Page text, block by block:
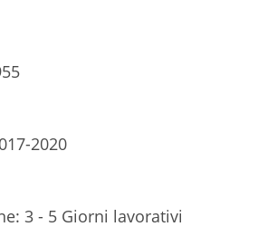
2020
3 - 5 Giorni lavorativi